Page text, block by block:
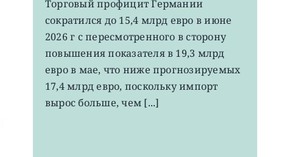
немецкий
экспорт
вырос
4-
летнего
Торговый профицит Германии
сократился до 15,4 млрд евро в июне
2026 г с пересмотренного в сторону
повышения показателя в 19,3 млрд
евро в мае, что ниже прогнозируемых
17,4 млрд евро, поскольку импорт
вырос больше, чем [...]